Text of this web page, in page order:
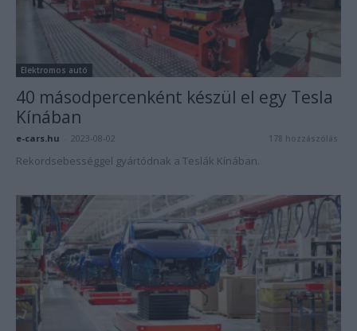
Elektromos autó
40 másodpercenként készül el egy Tesla
Kínában
e-cars.hu 2023-08-02 178 hozzászólás
Rekordsebességgel gyártódnak a Teslák Kínában.